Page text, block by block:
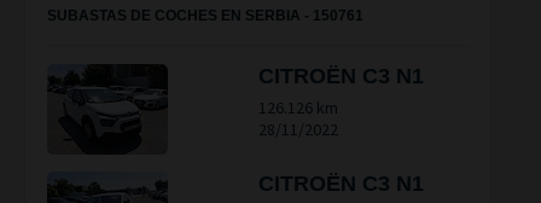
SUBASTAS DE COCHES EN SERBIA - 150761
CITROËN C3 N1
126.126 km
28/11/2022
CITROËN C3 N1